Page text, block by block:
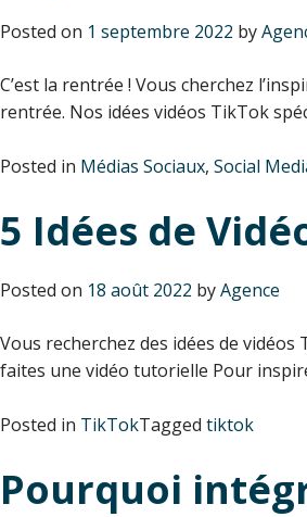
Posted on 1 septembre 2022 by
C’est la rentrée ! Vous cherchez
rentrée. Nos idées vidéos TikTok
Posted in Médias Sociaux, Social
5 Idées de
Posted on 18 août 2022 byAgence
Vous recherchez des idées de
faites une vidéo tutorielle Pour
Posted in TikTokTagged tiktok
Pourquoi